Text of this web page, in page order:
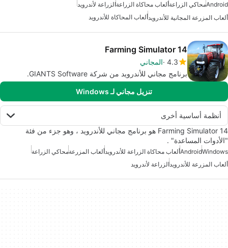
Androidمحاكي الزراعةألعاب محاكاة الزراعةالزراعة لأندرويد
ألعاب المزرعة المجانية للأندرويدألعاب المحاكاة للأندرويد
Farming Simulator 14
4.3 المجاني
برنامج مجاني للأندرويد من شركة GIANTS Software.
تنزيل مجاني لـ Windows
أنظمة أساسية أخرى
Farming Simulator 14 هو برنامج مجاني للأندرويد ، وهو جزء من فئة
"الأدوات المساعدة" .
Windows
Androidألعاب محاكاة الزراعة للأندرويدألعاب المزرعةمحاكي الزراعة
ألعاب المزرعة للأندرويدالزراعة لأندرويد